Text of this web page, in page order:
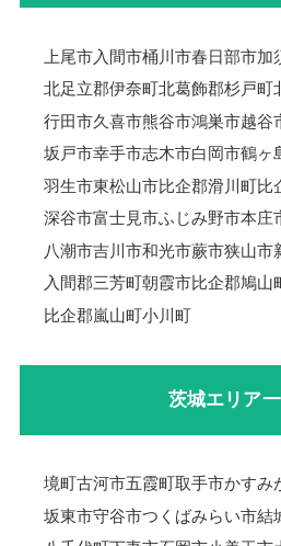
上尾市入間市桶川市春日部市加
北足立郡伊奈町北葛飾郡杉戸町
行田市久喜市熊谷市鴻巣市越谷
坂戸市幸手市志木市白岡市鶴ヶ
羽生市東松山市比企郡滑川町比
深谷市富士見市ふじみ野市本庄
八潮市吉川市和光市蕨市狭山市
入間郡三芳町朝霞市比企郡鳩山
比企郡嵐山町小川町
茨城エリア
境町古河市五霞町取手市かすみ
坂東市守谷市つくばみらい市結